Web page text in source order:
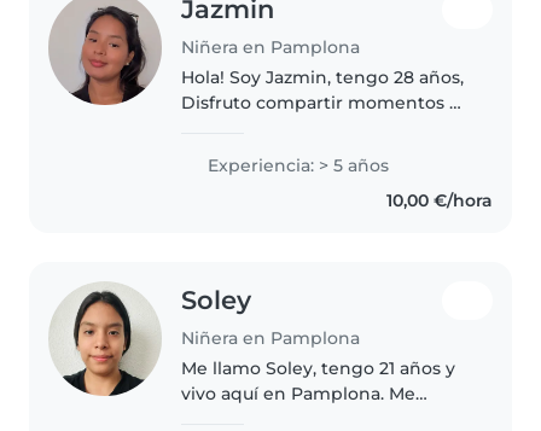
Jazmin
Niñera en Pamplona
Hola! Soy Jazmin, tengo 28 años,
Disfruto compartir momentos de
encanta hacer manualidades y
ver películas, me considero una
chica carismática, amable,..
Experiencia: > 5 años
10,00 €/hora
Soley
Niñera en Pamplona
Me llamo Soley, tengo 21 años y
vivo aquí en Pamplona. Me